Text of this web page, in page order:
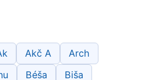
Akč A
Arch
Béša Biša